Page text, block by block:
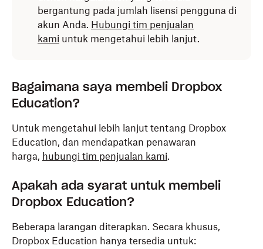
bergantung pada jumlah lisensi pengguna di
akun Anda. Hubungi tim penjualan
kami untuk mengetahui lebih lanjut.
Bagaimana saya membeli Dropbox
Education?
Untuk mengetahui lebih lanjut tentang Dropbox
Education, dan mendapatkan penawaran
harga, hubungi tim penjualan kami.
Apakah ada syarat untuk membeli
Dropbox Education?
Beberapa larangan diterapkan. Secara khusus,
Dropbox Education hanya tersedia untuk: